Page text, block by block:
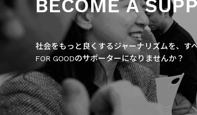
BECOME A
社会をもっと良くするジャーナリズムを、す
FOR GOODのサポーターになりませんか？